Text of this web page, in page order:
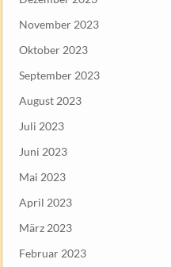
November 2023
Oktober 2023
September 2023
August 2023
Juli 2023
Juni 2023
Mai 2023
April 2023
März 2023
Februar 2023